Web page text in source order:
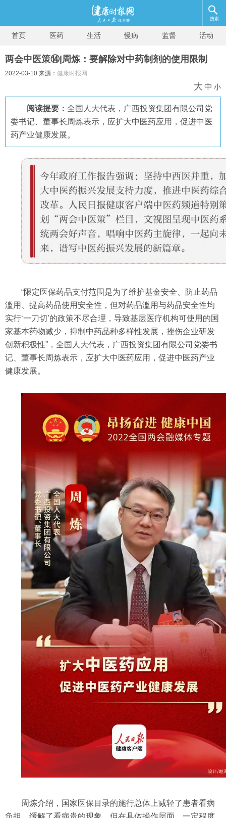
搜索
首页 医药 生活 慢病 监督 活动
两会中医策⑭|周炼：要解除对中药制剂的使用限制
2022-03-10 来源： 健康时报网
大 中 小
阅读提要： 全国人大代表，广西投资集团有限公司党
委书记、董事长周炼表示，应扩大中医药应用，促进中医
药产业健康发展。
“限定医保药品支付范围是为了维护基金安全、防止药品
滥用、提高药品使用安全性，但对药品滥用与药品安全性均
实行‘一刀切’的政策不尽合理，导致基层医疗机构可使用的国
家基本药物减少，抑制中药品种多样性发展，挫伤企业研发
创新积极性”，全国人大代表，广西投资集团有限公司党委书
记、董事长周炼表示，应扩大中医药应用，促进中医药产业
健康发展。
周炼介绍，国家医保目录的施行总体上减轻了患者看病